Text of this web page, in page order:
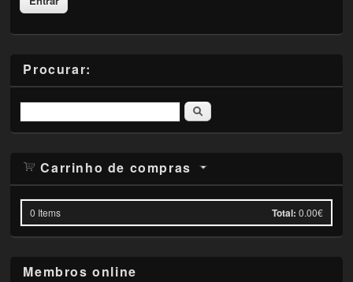
Procurar:
Pesquisar
Carrinho de compras
0 Items Total: 0.00€
Membros online